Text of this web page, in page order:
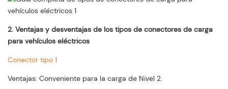
2. Ventajas y desventajas de los tipos de conectores de carga
para vehículos eléctricos
Conector tipo 1
Ventajas: Conveniente para la carga de Nivel 2.